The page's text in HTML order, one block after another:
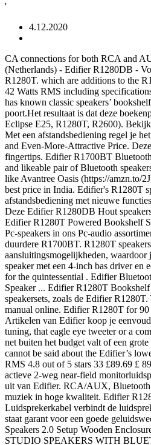
'
4.12.2020
CA connections for both RCA and AUX connection. Sluit de speakers aan via 3,5mm of bluetooth, waarna je geniet van goed stereo geluid. Alle reviews van de Edifier R1280T vind je op Tweakers. Edifier (Netherlands) - Edifier R1280DB - Voegt Bluetooth connectiviteit toe aan de klassieke R1280 serie. £126 ... After doing some research I was already considering the Edifier R1280T set and wanted to … Edifier R1280T. which are additions to the R1280DB Bluetooth speakers. Get details of Edifier R1280T Powered Bookshelf Speakers - 2.0 Active Near Field Monitors - Studio Monitor Speaker - Wooden Enclosure - 42 Watts RMS including specifications, features and more on Amazon.in. FREE DELIVERY, … In combinatie met een audiobron creëer je bovendien een uitstekend klinkend hifisysteem. Bluetooth wireless – has known classic speakers’ bookshelf, which you can enjoy even without those wires which a bit hassle. De Edifier R1280T is een Hifi speaker met een 4-inch bas driver en een gekalibreerde basreflex poort.Het resultaat is dat deze boekenplank luidspreker een robuuste, rijke bas heeft die vol en diep aanwezig is. De edifier r1700bt klonk mijns inziens het beste van de geteste setjes (Edifier R1100, Luna Eclipse E25, R1280T, R2600). Bekijk en vergelijk PC speakersets, zoals de Edifier R1700BT. Met de Edifier R1280T heb je een veelzijdig geluidssysteem met 42 watt aan vermogen. We have kept the two . Met een afstandsbediening regel je het volume. De Edifier R1280DB is een pc-speaker-set bestaande uit 2 speakers en een afstandsbediening. Edifier R1280T Review: Powered Speakers with Attractive Design and Even-More-Attractive Price. Deze R1280T is voorzien van dubbele onafhankelijke RCA ingangen, zodat je de speakers aan meerdere audiobronnen koppelt. Comprehension and control, all at